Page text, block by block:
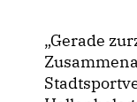
Gerade